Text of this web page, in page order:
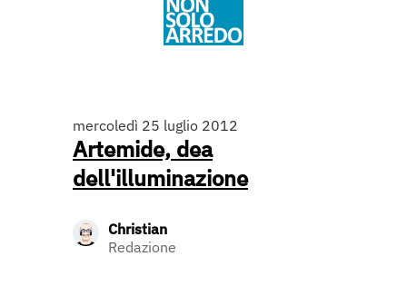
mercoledì 25 luglio 2012
Artemide, dea
dell'illuminazione
Christian
Redazione